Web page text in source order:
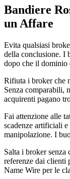
Bandiere
un Affare
Evita qualsiasi
della conclusione. I
dopo che il dominio
Rifiuta i broker che
Senza comparabili,
acquirenti pagano
Fai attenzione alle
scadenze artificiali e
manipolazione. I
Salta i broker
referenze dai clienti
Name Wire per le